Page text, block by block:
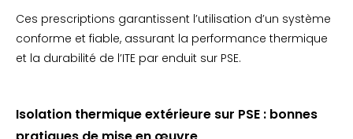
Ces prescriptions garantissent l’utilisation d’un système
conforme et fiable, assurant la performance thermique
et la durabilité de l’ITE par enduit sur PSE.
Isolation thermique extérieure sur PSE : bonnes